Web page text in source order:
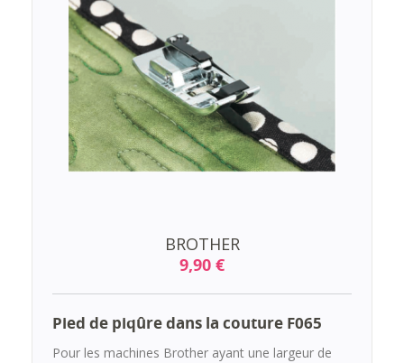
BROTHER
9,90 €
Pied de piqûre dans la couture F065
Pour les machines Brother ayant une largeur de